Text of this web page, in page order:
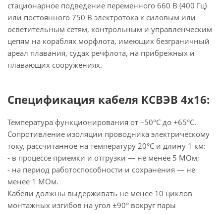
стационарное подведение переменного 660 В (400 Гц)
или постоянного 750 В электротока к силовым или
осветительным сетям, контрольным и управленческим
цепям на кораблях морфлота, имеющих безграничный
ареал плавания, судах речфлота, на прибрежных и
плавающих сооружениях.
Спецификация кабеля КСВЭВ 4х16:
Температура функционирования от –50°С до +65°С.
Сопротивление изоляции проводника электрическому
току, рассчитанное на температуру 20°С и длину 1 км:
- в процессе приемки и отгрузки — не менее 5 МОм;
- на период работоспособности и сохранения — не
менее 1 МОм.
Кабели должны выдерживать не менее 10 циклов
монтажных изгибов на угол ±90° вокруг пары